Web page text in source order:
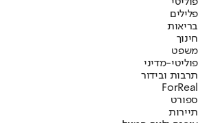
פלילים
בריאות
חינוך
משפט
פוליטי-מדיני
תרבות ובידור
ForReal
ספורט
תיירות